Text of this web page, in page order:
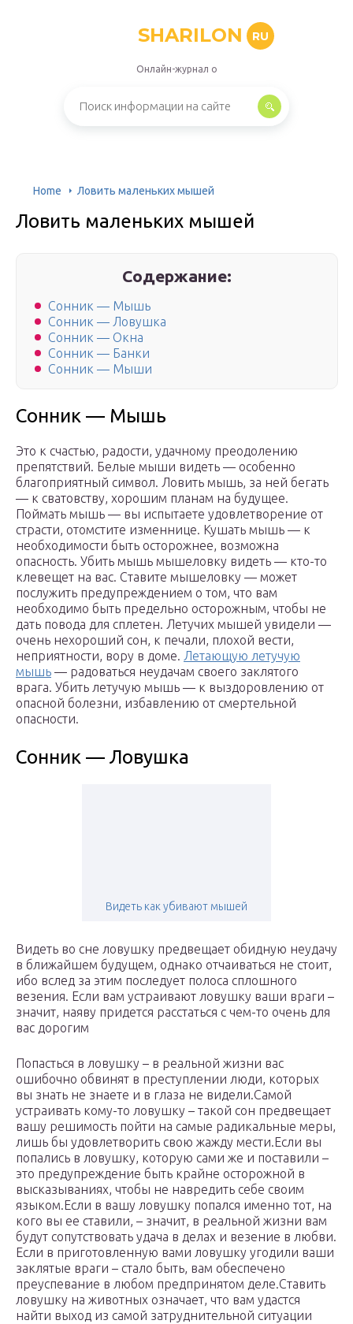
SHARILON RU
Онлайн-журнал о
Home Ловить маленьких мышей
Ловить маленьких мышей
Содержание:
Сонник — Мышь
Сонник — Ловушка
Сонник — Окна
Сонник — Банки
Сонник — Мыши
Сонник — Мышь
Это к счастью, радости, удачному преодолению
препятствий. Белые мыши видеть — особенно
благоприятный символ. Ловить мышь, за ней бегать
— к сватовству, хорошим планам на будущее.
Поймать мышь — вы испытаете удовлетворение от
страсти, отомстите изменнице. Кушать мышь — к
необходимости быть осторожнее, возможна
опасность. Убить мышь мышеловку видеть — кто-то
клевещет на вас. Ставите мышеловку — может
послужить предупреждением о том, что вам
необходимо быть предельно осторожным, чтобы не
дать повода для сплетен. Летучих мышей увидели —
очень нехороший сон, к печали, плохой вести,
неприятности, вору в доме. Летающую летучую
мышь — радоваться неудачам своего заклятого
врага. Убить летучую мышь — к выздоровлению от
опасной болезни, избавлению от смертельной
опасности.
Сонник — Ловушка
Видеть как убивают мышей
Видеть во сне ловушку предвещает обидную неудачу
в ближайшем будущем, однако отчаиваться не стоит,
ибо вслед за этим последует полоса сплошного
везения. Если вам устраивают ловушку ваши враги –
значит, наяву придется расстаться с чем-то очень для
вас дорогим
Попасться в ловушку – в реальной жизни вас
ошибочно обвинят в преступлении люди, которых
вы знать не знаете и в глаза не видели.Самой
устраивать кому-то ловушку – такой сон предвещает
вашу решимость пойти на самые радикальные меры,
лишь бы удовлетворить свою жажду мести.Если вы
попались в ловушку, которую сами же и поставили –
это предупреждение быть крайне осторожной в
высказываниях, чтобы не навредить себе своим
языком.Если в вашу ловушку попался именно тот, на
кого вы ее ставили, – значит, в реальной жизни вам
будут сопутствовать удача в делах и везение в любви.
Если в приготовленную вами ловушку угодили ваши
заклятые враги – стало быть, вам обеспечено
преуспевание в любом предпринятом деле.Ставить
ловушку на животных означает, что вам удастся
найти выход из самой затруднительной ситуации